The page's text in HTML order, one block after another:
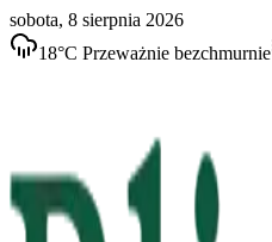
sobota, 8 sierpnia 2026
18°C Przeważnie bezchmurnie